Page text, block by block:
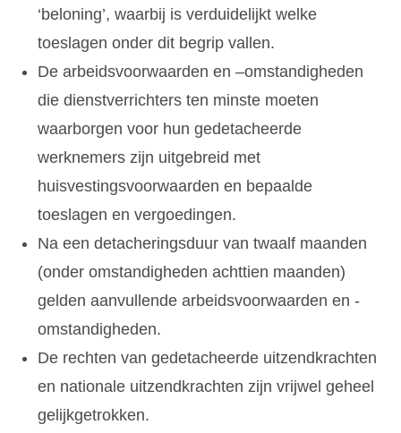
‘beloning’, waarbij is verduidelijkt welke
toeslagen onder dit begrip vallen.
De arbeidsvoorwaarden en –omstandigheden
die dienstverrichters ten minste moeten
waarborgen voor hun gedetacheerde
werknemers zijn uitgebreid met
huisvestingsvoorwaarden en bepaalde
toeslagen en vergoedingen.
Na een detacheringsduur van twaalf maanden
(onder omstandigheden achttien maanden)
gelden aanvullende arbeidsvoorwaarden en -
omstandigheden.
De rechten van gedetacheerde uitzendkrachten
en nationale uitzendkrachten zijn vrijwel geheel
gelijkgetrokken.